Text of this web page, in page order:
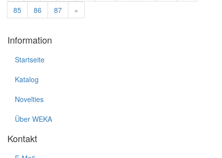
85
86 87 »
Information
Startseite
Katalog
Novelties
Über WEKA
Kontakt